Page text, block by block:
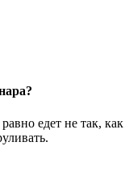
едет не так,